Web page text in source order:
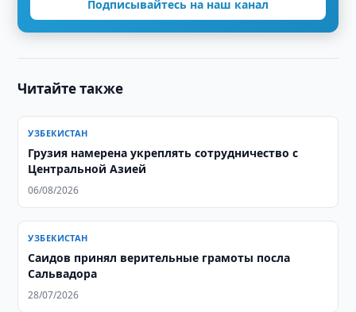
Подписывайтесь на наш канал
Читайте также
УЗБЕКИСТАН
Грузия намерена укреплять сотрудничество с
Центральной Азией
06/08/2026
УЗБЕКИСТАН
Саидов принял верительные грамоты посла
Сальвадора
28/07/2026